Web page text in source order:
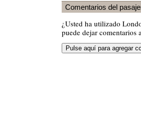
Comentarios del
¿Usted ha utilizado
puede dejar comentarios